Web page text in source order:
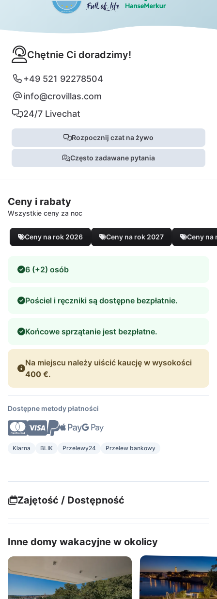
Chętnie Ci doradzimy!
+49 521 92278504
info@crovillas.com
24/7 Livechat
Rozpocznij czat na żywo
Często zadawane pytania
Ceny i rabaty
Wszystkie ceny za noc
Ceny na rok 2026 Ceny na rok 2027 Ceny na
6 (+2) osób
Pościel i ręczniki są dostępne bezpłatnie.
Końcowe sprzątanie jest bezpłatne.
Na miejscu należy uiścić kaucję w wysokości
400 €.
Dostępne metody płatności
Klarna BLIK Przelewy24 Przelew bankowy
Zajętość / Dostępność
Inne domy wakacyjne w okolicy